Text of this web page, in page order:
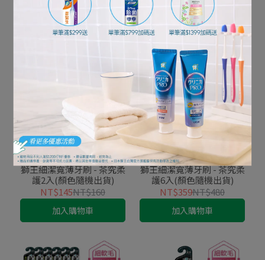
護12入(顏色隨機出貨)
NT$599NT$960
加入購物車
護1入(顏色隨機出貨)
NT$72NT$80
加入購物車
獅王細潔寬薄牙刷 - 茶究柔
護2入(顏色隨機出貨)
NT$145NT$160
加入購物車
獅王細潔寬薄牙刷 - 茶究柔
護6入(顏色隨機出貨)
NT$359NT$480
加入購物車